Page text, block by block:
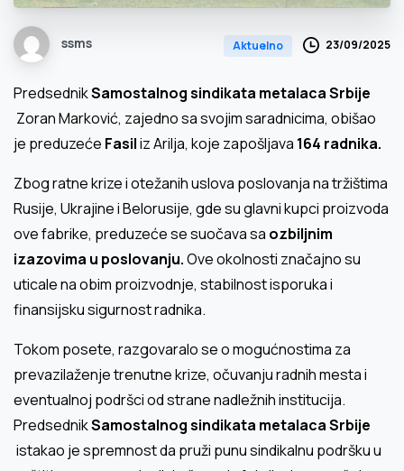
ssms Aktuelno 23/09/2025
PredsednikSamostalnog sindikata metalaca Srbije
Zoran Marković, zajedno sa svojim saradnicima, obišao
je preduzeće Fasiliz Arilja, koje zapošljava 164 radnika.
Zbog ratne krize i otežanih uslova poslovanja na tržištima
Rusije, Ukrajine i Belorusije, gde su glavni kupci proizvoda
ove fabrike, preduzeće se suočava sa ozbiljnim
izazovima u poslovanju.Ove okolnosti značajno su
uticale na obim proizvodnje, stabilnost isporuka i
finansijsku sigurnost radnika.
Tokom posete, razgovaralo se o mogućnostima za
prevazilaženje trenutne krize, očuvanju radnih mesta i
eventualnoj podršci od strane nadležnih institucija.
PredsednikSamostalnog sindikata metalaca Srbije
istakao je spremnost da pruži punu sindikalnu podršku u